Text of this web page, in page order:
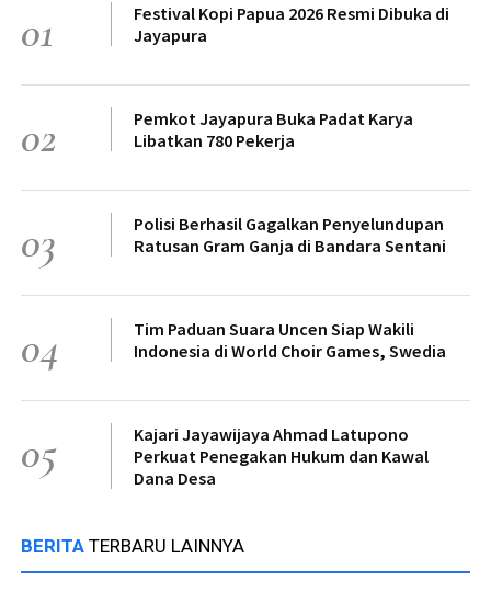
01
Festival Kopi Papua 2026 Resmi Dibuka di
Jayapura
02
Pemkot Jayapura Buka Padat Karya
Libatkan 780 Pekerja
03
Polisi Berhasil Gagalkan Penyelundupan
Ratusan Gram Ganja di Bandara Sentani
04
Tim Paduan Suara Uncen Siap Wakili
Indonesia di World Choir Games, Swedia
05
Kajari Jayawijaya Ahmad Latupono
Perkuat Penegakan Hukum dan Kawal
Dana Desa
BERITA TERBARU LAINNYA